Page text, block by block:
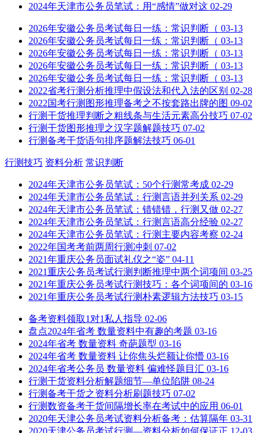
2024年天津市公务员笔试：用“感情”做对这 02-29
2026年安徽公务员考试每日一练：常识判断（ 03-13
2026年安徽公务员考试每日一练：常识判断（ 03-13
2026年安徽公务员考试每日一练：常识判断（ 03-13
2026年安徽公务员考试每日一练：常识判断（ 03-13
2026年安徽公务员考试每日一练：常识判断（ 03-13
2022省考行测分析推理中假设法和代入法的区别 02-28
2022国考行测图形推理备考之不按套路出牌的图 09-02
行测干货推理判断之粗线条与生活元素高分技巧 07-02
行测干货图形推理之汉字题解题技巧 07-02
行测备考干货语句排序题解法技巧 06-01
行测技巧 资料分析 常识判断
2024年天津市公务员笔试：50个行测常考成 02-29
2024年天津市公务员笔试：行测言语并列关系 02-29
2024年天津市公务员笔试：错错错，行测又做 02-27
2024年天津市公务员笔试：行测言语高分经验 02-27
2024年天津市公务员笔试：行测主要内容考察 02-24
2022年国考考前两周行测冲刺 07-02
2021年重庆公务员面试礼仪之“姿” 04-11
2021重庆公务员考试行测判断推理中两个词项间 03-25
2021年重庆公务员考试行测技巧：各个词项间的 03-16
2021年重庆公务员考试行测朴素逻辑方法技巧 03-15
备考资料领取1对1私人指导 02-06
盘点2024年省考 数量资料中有趣的考题 03-16
2024年省考 数量资料 奇葩题型 03-16
2024年省考 数量资料 让你焦头烂额让你懵 03-16
2024年省考公务员 数量资料 偏难怪题目汇 03-16
行测干货资料分析解题细节—单位陷阱 08-24
行测备考干货之资料分析刷题技巧 07-02
行测数资备考干货间隔增长率在考试中的应用 06-01
2020年天津公务员考试资料分析备考：估算隔年 03-31